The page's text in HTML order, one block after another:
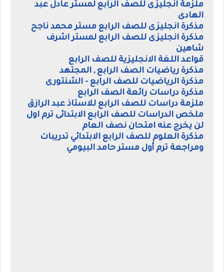
ملزمة انجليزى للصف الرابع لمستر عادل عبد
الهادى
مذكرة انجليزى للصف الرابع مستر محمد ناجح
مذكرة انجليزى للصف الرابع لمستر اشرف
شاهين
قواعد اللغة الانجليزية للصف الرابع
مذكرة رياضيات الصف الرابع , المجتهد
مذكرة الرياضيات للصف الرابع - الشنتورى
مذكرة دراسات رائعة الصف الرابع
ملزمة دراسات للصف الرابع للاستاذ عبد الرازق
ملخص الدراسات للصف الرابع الابتدائى ترم اول
لن يخرج عنه امتحان نصف العام
مذكرة العلوم للصف الرابع الابتدائي تدريبات
ومراجعة ترم أول مستر حامد البيومي